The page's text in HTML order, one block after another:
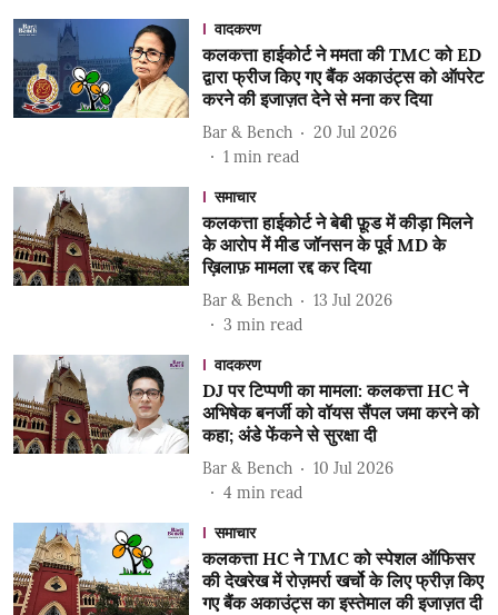
वादकरण
कलकत्ता हाईकोर्ट ने ममता की TMC को ED
द्वारा फ्रीज किए गए बैंक अकाउंट्स को ऑपरेट
करने की इजाज़त देने से मना कर दिया
Bar & Bench
20 Jul 2026
1 min read
समाचार
कलकत्ता हाईकोर्ट ने बेबी फ़ूड में कीड़ा मिलने
के आरोप में मीड जॉनसन के पूर्व MD के
ख़िलाफ़ मामला रद्द कर दिया
Bar & Bench
13 Jul 2026
3 min read
वादकरण
DJ पर टिप्पणी का मामला: कलकत्ता HC ने
अभिषेक बनर्जी को वॉयस सैंपल जमा करने को
कहा; अंडे फेंकने से सुरक्षा दी
Bar & Bench
10 Jul 2026
4 min read
समाचार
कलकत्ता HC ने TMC को स्पेशल ऑफिसर
की देखरेख में रोज़मर्रा खर्चो के लिए फ्रीज़ किए
गए बैंक अकाउंट्स का इस्तेमाल की इजाज़त दी